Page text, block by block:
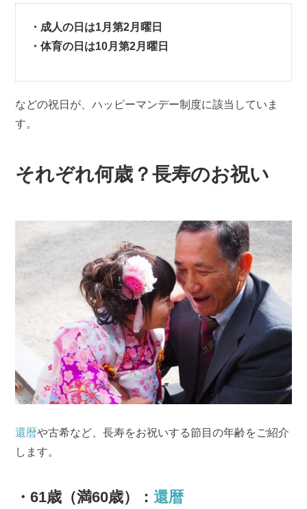
・成人の日は1月第2月曜日
・体育の日は10月第2月曜日
などの祝日が、ハッピーマンデー制度に該当していま
す。
それぞれ何歳？長寿のお祝い
還暦や古希など、長寿をお祝いする節目の年齢をご紹介
します。
・61歳（満60歳）：還暦